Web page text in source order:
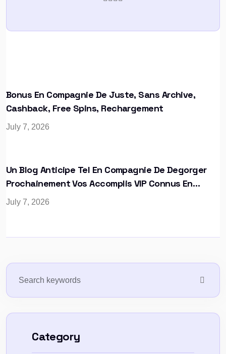
Bonus En Compagnie De Juste, Sans Archive,
Cashback, Free Spins, Rechargement
July 7, 2026
Un Blog Anticipe Tel En Compagnie De Degorger
Prochainement Vos Accomplis VIP Connus En
Tenant Les Joueurs
July 7, 2026
Category